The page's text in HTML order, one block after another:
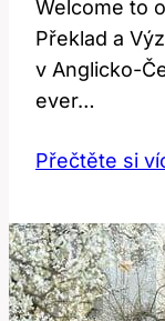
Welcome to
Překlad a
v Anglicko-
ever…
Přečtěte si